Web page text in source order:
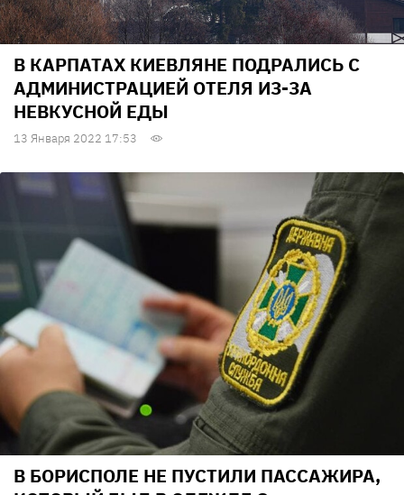
В КАРПАТАХ КИЕВЛЯНЕ ПОДРАЛИСЬ С
АДМИНИСТРАЦИЕЙ ОТЕЛЯ ИЗ-ЗА
НЕВКУСНОЙ ЕДЫ
13 Января 2022 17:53
В БОРИСПОЛЕ НЕ ПУСТИЛИ ПАССАЖИРА,